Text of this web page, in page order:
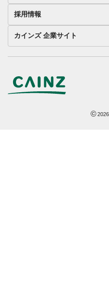
採用情報
カインズ 企業サイト
©2026